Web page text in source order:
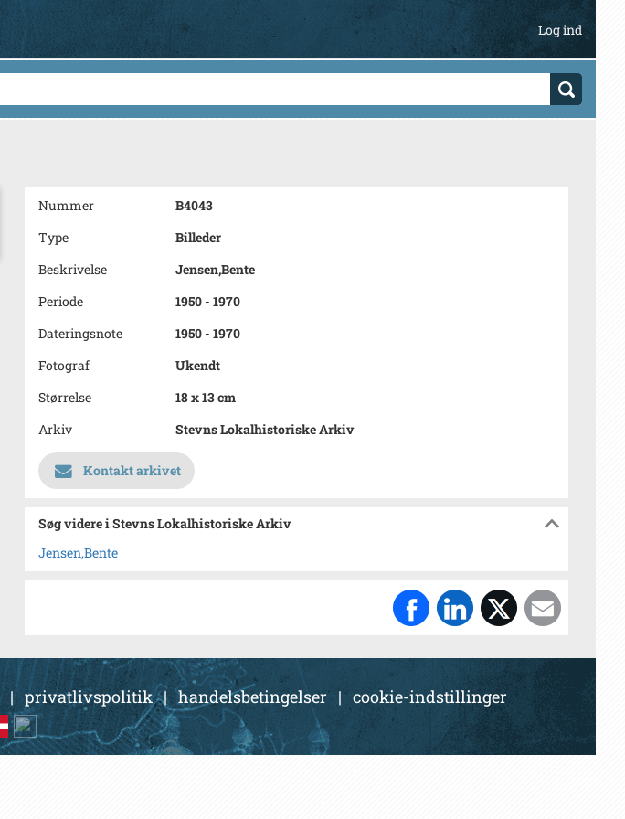
Log ind
Nummer
B4043
Type
Billeder
Beskrivelse
Jensen,Bente
Periode
1950 - 1970
Dateringsnote
1950 - 1970
Fotograf
Ukendt
Størrelse
18 x 13 cm
Arkiv
Stevns Lokalhistoriske Arkiv
Kontakt arkivet
Søg videre i Stevns Lokalhistoriske Arkiv
Jensen,Bente
| privatlivspolitik|handelsbetingelser | cookie-indstillinger